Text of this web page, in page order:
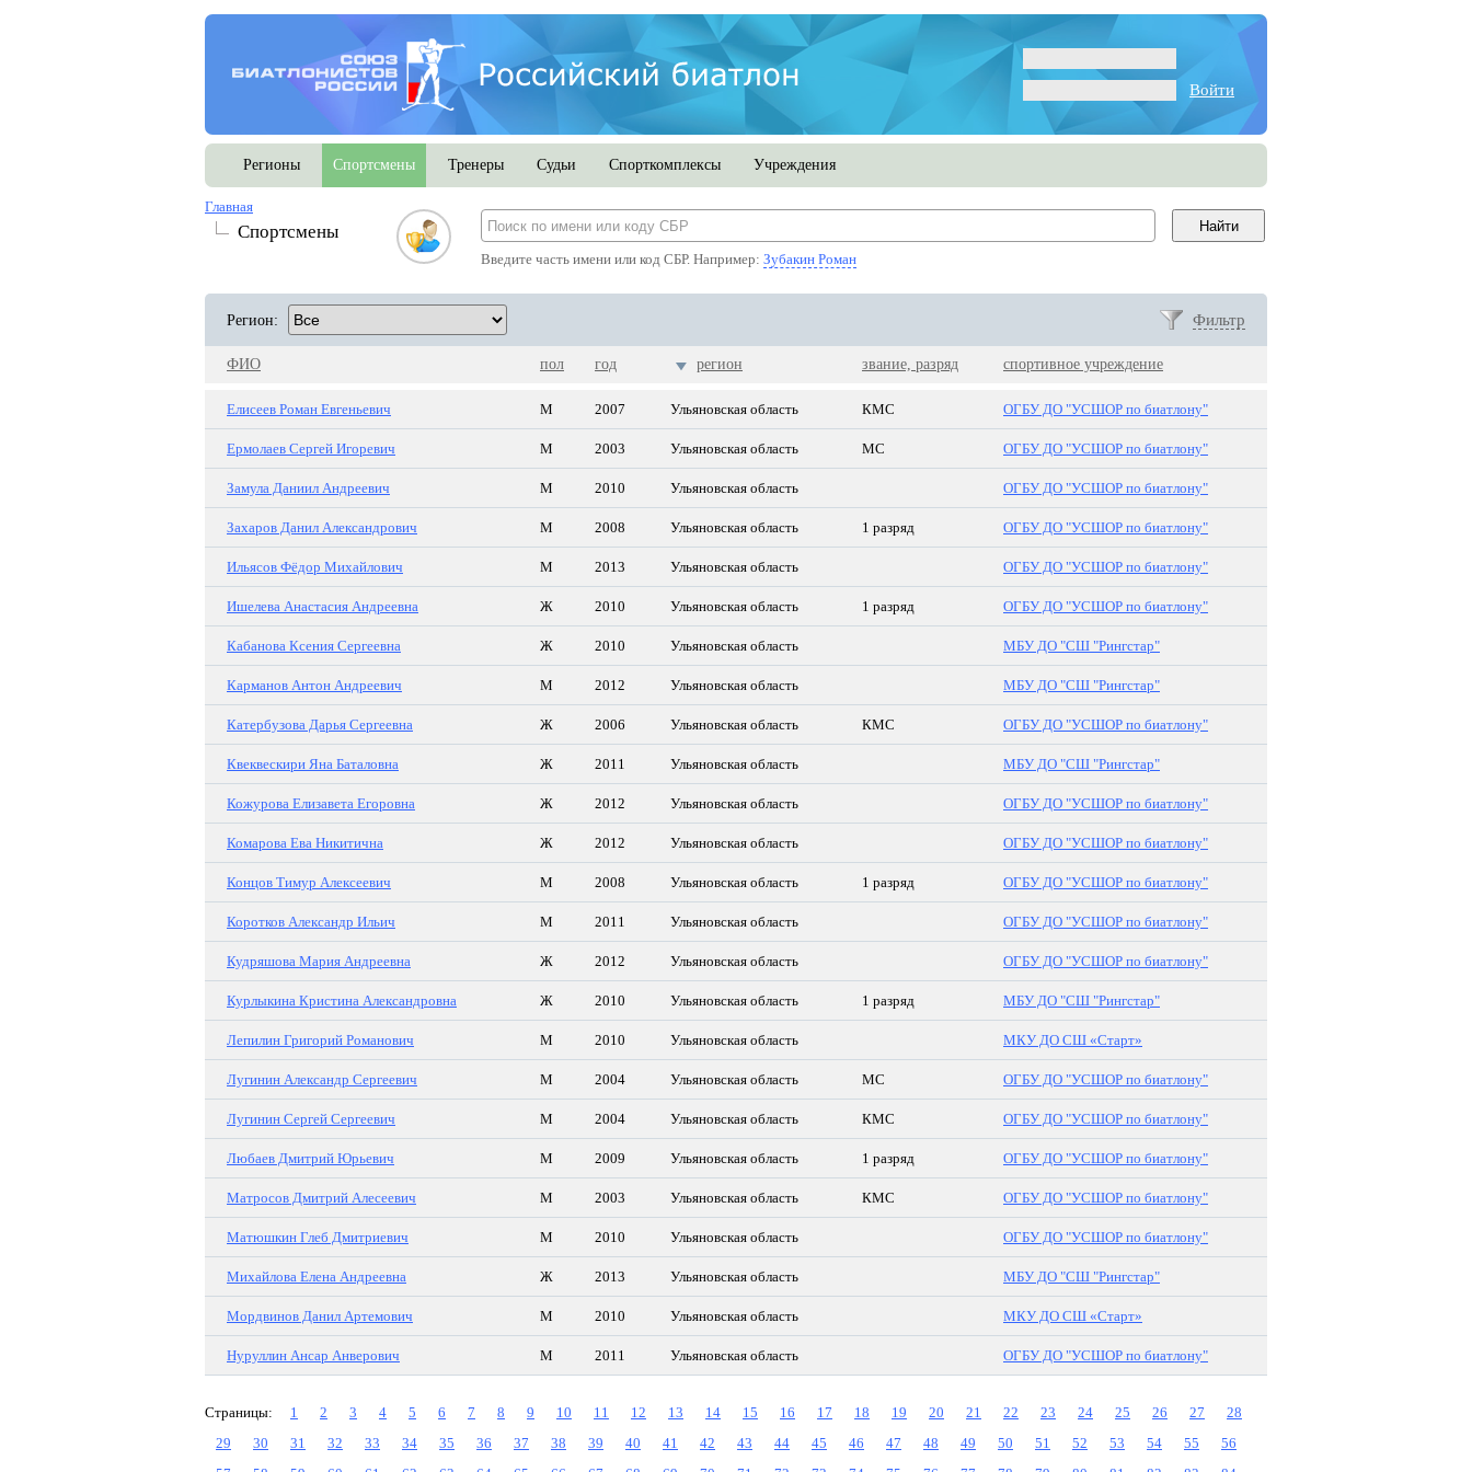
Войти
Регионы Спортсмены Тренеры Судьи Спорткомплексы Учреждения
Главная
Спортсмены
Введите часть имени или код СБР. Например: Зубакин Роман
Фильтр
Регион:
ФИО пол год регион звание, разряд спортивное учреждение
Елисеев Роман Евгеньевич М 2007 Ульяновская область КМС ОГБУ ДО "УСШОР по биатлону"
Ермолаев Сергей Игоревич М 2003 Ульяновская область МС ОГБУ ДО "УСШОР по биатлону"
Замула Даниил Андреевич М 2010 Ульяновская область ОГБУ ДО "УСШОР по биатлону"
Захаров Данил Александрович М 2008 Ульяновская область 1 разряд ОГБУ ДО "УСШОР по биатлону"
Ильясов Фёдор Михайлович М 2013 Ульяновская область ОГБУ ДО "УСШОР по биатлону"
Ишелева Анастасия Андреевна Ж 2010 Ульяновская область 1 разряд ОГБУ ДО "УСШОР по биатлону"
Кабанова Ксения Сергеевна Ж 2010 Ульяновская область МБУ ДО "СШ "Рингстар"
Карманов Антон Андреевич М 2012 Ульяновская область МБУ ДО "СШ "Рингстар"
Катербузова Дарья Сергеевна Ж 2006 Ульяновская область КМС ОГБУ ДО "УСШОР по биатлону"
Квеквескири Яна Баталовна Ж 2011 Ульяновская область МБУ ДО "СШ "Рингстар"
Кожурова Елизавета Егоровна Ж 2012 Ульяновская область ОГБУ ДО "УСШОР по биатлону"
Комарова Ева Никитична Ж 2012 Ульяновская область ОГБУ ДО "УСШОР по биатлону"
Концов Тимур Алексеевич М 2008 Ульяновская область 1 разряд ОГБУ ДО "УСШОР по биатлону"
Коротков Александр Ильич М 2011 Ульяновская область ОГБУ ДО "УСШОР по биатлону"
Кудряшова Мария Андреевна Ж 2012 Ульяновская область ОГБУ ДО "УСШОР по биатлону"
Курлыкина Кристина Александровна Ж 2010 Ульяновская область 1 разряд МБУ ДО "СШ "Рингстар"
Лепилин Григорий Романович М 2010 Ульяновская область МКУ ДО СШ «Старт»
Лугинин Александр Сергеевич М 2004 Ульяновская область МС ОГБУ ДО "УСШОР по биатлону"
Лугинин Сергей Сергеевич М 2004 Ульяновская область КМС ОГБУ ДО "УСШОР по биатлону"
Любаев Дмитрий Юрьевич М 2009 Ульяновская область 1 разряд ОГБУ ДО "УСШОР по биатлону"
Матросов Дмитрий Алесеевич М 2003 Ульяновская область КМС ОГБУ ДО "УСШОР по биатлону"
Матюшкин Глеб Дмитриевич М 2010 Ульяновская область ОГБУ ДО "УСШОР по биатлону"
Михайлова Елена Андреевна Ж 2013 Ульяновская область МБУ ДО "СШ "Рингстар"
Мордвинов Данил Артемович М 2010 Ульяновская область МКУ ДО СШ «Старт»
Нуруллин Ансар Анверович М 2011 Ульяновская область ОГБУ ДО "УСШОР по биатлону"
Страницы: 1 2 3 4 5 6 7 8 9 10 11 12 13 14 15 16 17 18 19 20 21 22 23 24 25 26 27
28
29
30 31 32 33 34 35 36 37 38 39 40 41 42 43 44 45 46 47 48 49 50 51 52 53 54 55
56